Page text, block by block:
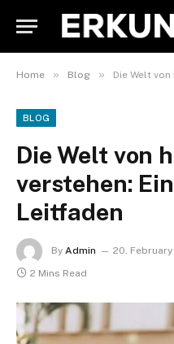
Home » Blog » Die Welt von
BLOG
Die Welt von
verstehen:
Leitfaden
By Admin 20.
2 Mins Read